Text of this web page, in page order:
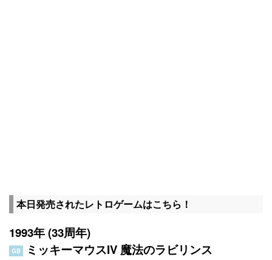
本日発売されたレトロゲームはこちら！
1993年 (33周年)
GB ミッキーマウスIV 魔法のラビリンス